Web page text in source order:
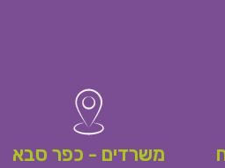
משרדים - כפר סבא